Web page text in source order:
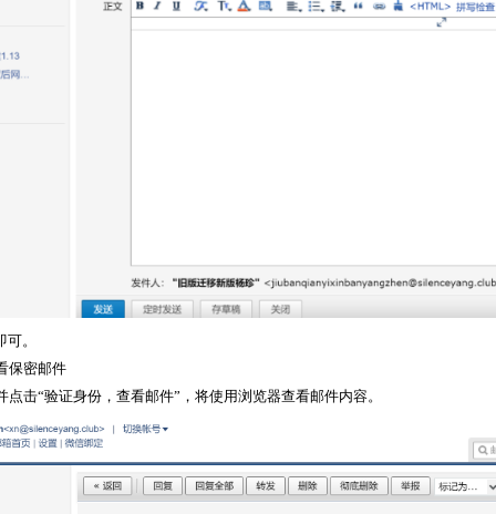
。
保密邮件
点击“验证身份，查看邮件”，将使用浏览器查看邮件内容。